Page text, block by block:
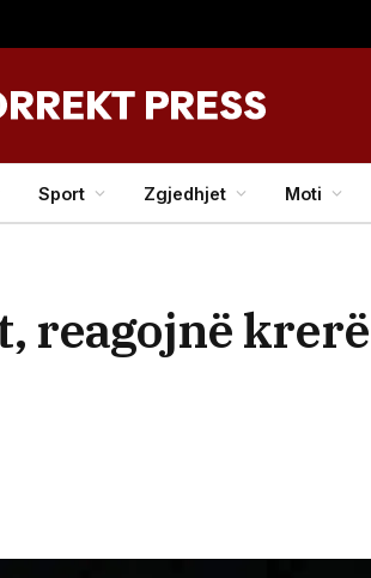
Sport Zgjedhjet Moti
reagojnë krerë